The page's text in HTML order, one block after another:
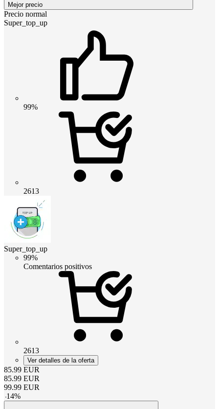
Mejor precio
Precio normal
Super_top_up
99%
2613
Super_top_up
99%
Comentarios positivos
2613
Ver detalles de la oferta
85.99 EUR
85.99 EUR
99.99 EUR
-14%